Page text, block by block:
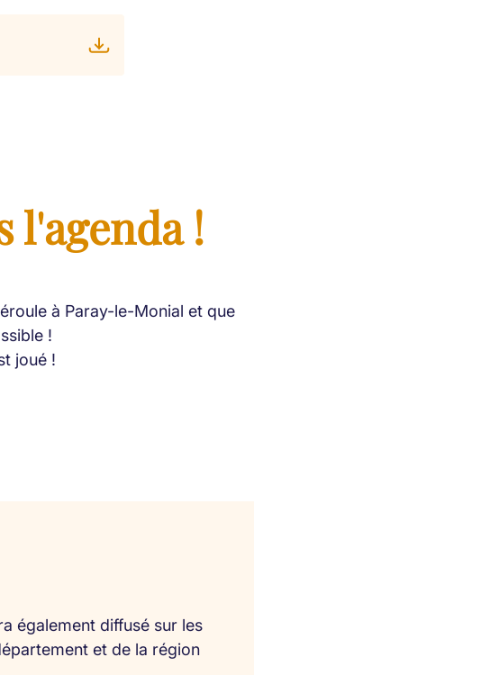
l'agenda !
à Paray-le-Monial et que
!
joué !
également diffusé sur les
et de la région